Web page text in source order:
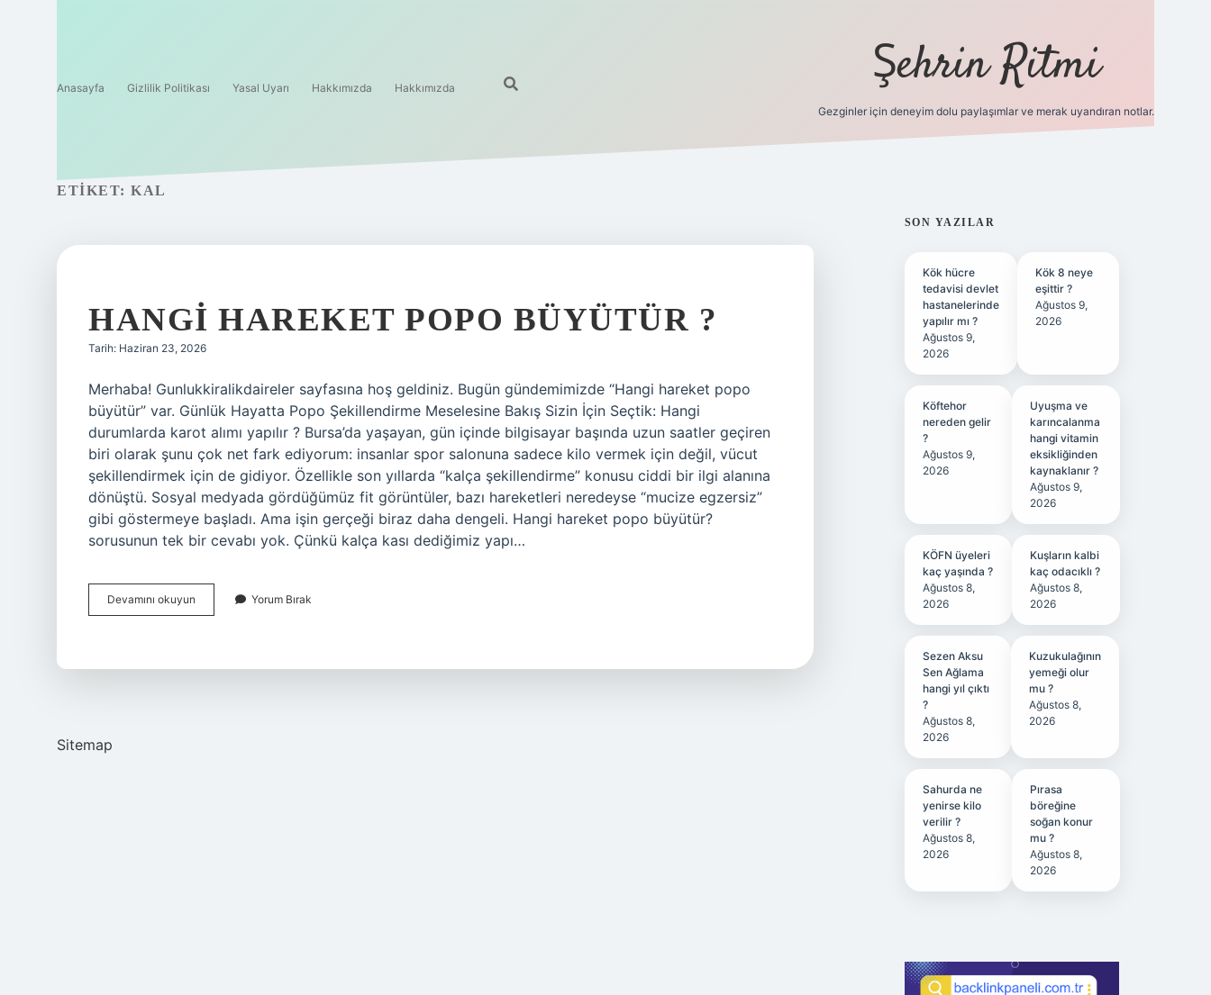
Anasayfa Gizlilik Politikası Yasal Uyarı Hakkımızda Hakkımızda Şehrin Ritmi
Gezginler için deneyim dolu paylaşımlar ve merak uyandıran notlar.
ETIKET: KAL
HANGI HAREKET POPO BÜYÜTÜR ?
Tarih: Haziran 23, 2026
Merhaba! Gunlukkiralikdaireler sayfasına hoş geldiniz. Bugün gündemimizde “Hangi hareket popo
büyütür” var. Günlük Hayatta Popo Şekillendirme Meselesine Bakış Sizin İçin Seçtik: Hangi
durumlarda karot alımı yapılır ? Bursa’da yaşayan, gün içinde bilgisayar başında uzun saatler geçiren
biri olarak şunu çok net fark ediyorum: insanlar spor salonuna sadece kilo vermek için değil, vücut
şekillendirmek için de gidiyor. Özellikle son yıllarda “kalça şekillendirme” konusu ciddi bir ilgi alanına
dönüştü. Sosyal medyada gördüğümüz fit görüntüler, bazı hareketleri neredeyse “mucize egzersiz”
gibi göstermeye başladı. Ama işin gerçeği biraz daha dengeli. Hangi hareket popo büyütür?
sorusunun tek bir cevabı yok. Çünkü kalça kası dediğimiz yapı…
Devamını okuyun
hareket
Yorum Bırak
Sitemap
SIDEBAR
SON YAZILAR
Kök hücre
tedavisi devlet
hastanelerinde
yapılır mı ?
Ağustos 9,
2026
Kök 8 neye
eşittir ?
Ağustos 9,
2026
Köftehor
nereden gelir
?
Ağustos 9,
2026
Uyuşma ve
karıncalanma
hangi vitamin
eksikliğinden
kaynaklanır ?
Ağustos 9,
2026
KÖFN üyeleri
kaç yaşında ?
Ağustos 8,
2026
Kuşların kalbi
kaç odacıklı ?
Ağustos 8,
2026
Sezen Aksu
Sen Ağlama
hangi yıl çıktı
?
Ağustos 8,
2026
Kuzukulağının
yemeği olur
mu ?
Ağustos 8,
2026
Sahurda ne
yenirse kilo
verilir ?
Ağustos 8,
2026
Pırasa
böreğine
soğan konur
mu ?
Ağustos 8,
2026